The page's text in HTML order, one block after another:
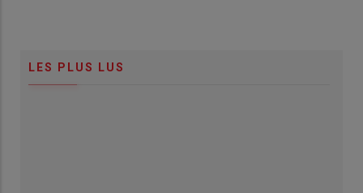
LES PLUS LUS